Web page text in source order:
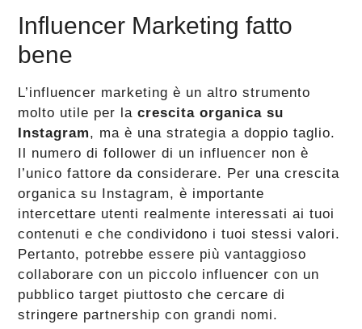
Influencer Marketing fatto
bene
L’influencer marketing è un altro strumento
molto utile per lacrescita organica su
Instagram, ma è una strategia a doppio taglio.
Il numero di follower di un influencer non è
l’unico fattore da considerare. Per una crescita
organica su Instagram, è importante
intercettare utenti realmente interessati ai tuoi
contenuti e che condividono i tuoi stessi valori.
Pertanto, potrebbe essere più vantaggioso
collaborare con un piccolo influencer con un
pubblico target piuttosto che cercare di
stringere partnership con grandi nomi​.